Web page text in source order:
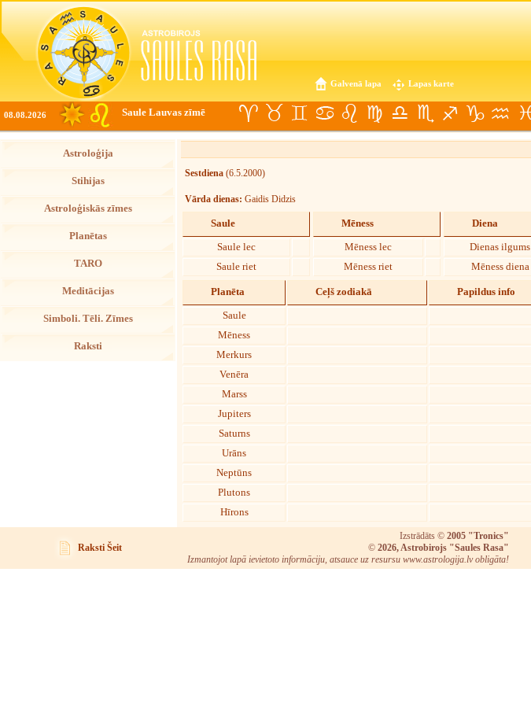
Galvenā lapa Lapas karte
08.08.2026 Saule Lauvas zīmē
Astroloģija
Stihijas
Astroloģiskās zīmes
Planētas
TARO
Meditācijas
Simboli. Tēli. Zīmes
Raksti
Sestdiena (6.5.2000)
Vārda dienas: Gaidis Didzis
Saule
Saule lec
Saule riet
Mēness
Mēness lec
Mēness riet
Diena
Dienas ilgums
Mēness diena
Planēta Ceļš zodiakā Papildus info
Saule
Mēness
Merkurs
Venēra
Marss
Jupiters
Saturns
Urāns
Neptūns
Plutons
Hīrons
Raksti Šeit
Izstrādāts © 2005 "Tronics"
© 2026, Astrobirojs "Saules Rasa"
Izmantojot lapā ievietoto informāciju, atsauce uz resursu www.astrologija.lv obligāta!